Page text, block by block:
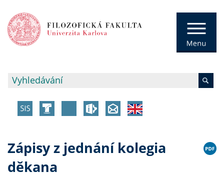
Zápisy z jednání kolegia
děkana